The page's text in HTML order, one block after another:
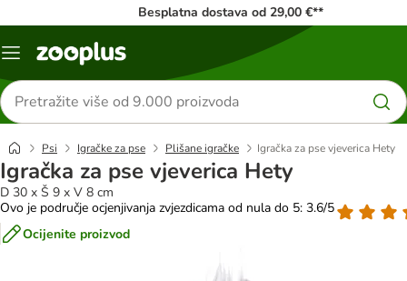
Besplatna dostava od 29,00 €**
Izbornik
Traži
proizvode
Psi Igračke za pse Plišane igračke Igračka za pse vjeverica Hety
Igračka za pse vjeverica Hety
D 30 x Š 9 x V 8 cm
Ovo je područje ocjenjivanja zvjezdicama od nula do 5: 3.6/5
Ocijenite proizvod